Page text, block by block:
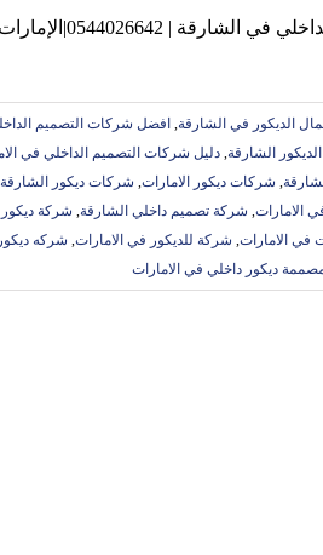
هل تبحث عن مصمم ديكور داخلي في
الديكور في الشارقة, افضل شركات التصميم
الديكور الشارقة, دليل شركات التصميم الداخلي في
, شركات ديكور الامارات, شركات ديكور الشارقة
الامارات, شركة تصميم داخلي الشارقة, شركة ديكور
في الامارات, شركة للديكور في الامارات, شركه
ديكور داخلي في الامارات